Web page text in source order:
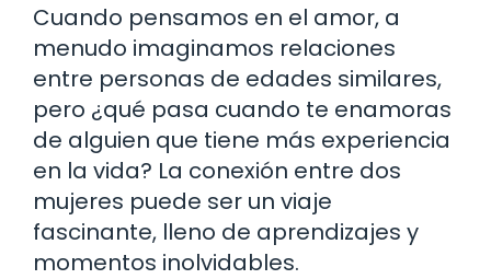
Cuando pensamos en el amor, a
menudo imaginamos relaciones
entre personas de edades similares,
pero ¿qué pasa cuando te enamoras
de alguien que tiene más experiencia
en la vida? La conexión entre dos
mujeres puede ser un viaje
fascinante, lleno de aprendizajes y
momentos inolvidables.